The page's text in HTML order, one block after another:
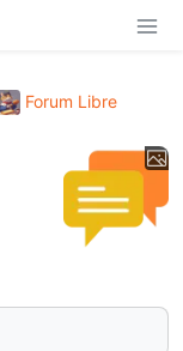
Forum Libre